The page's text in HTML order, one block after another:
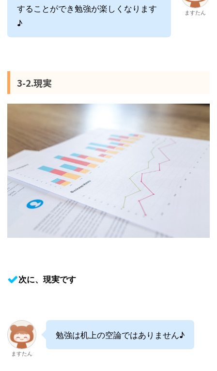
することができ勉強が楽しくなります
♪
ますたん
3-2.現実
次に、現実です
ますたん
勉強は机上の空論ではありません♪